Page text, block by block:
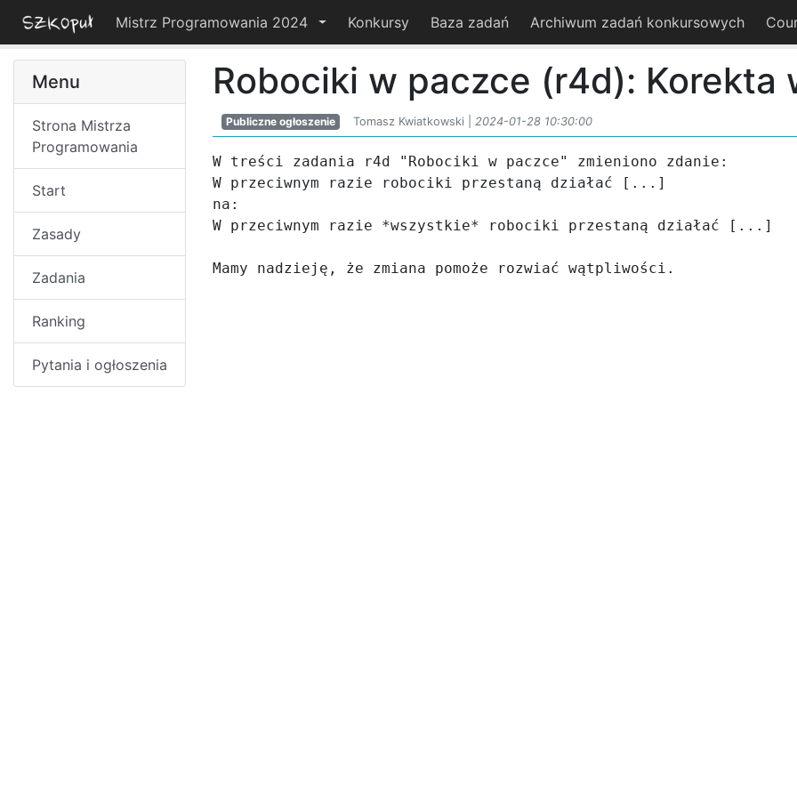
Mistrz Programowania 2024 Konkursy Baza zadań Archiwum zadań konkursowych
Menu
Strona Mistrza
Programowania
Start
Zasady
Zadania
Ranking
Pytania i ogłoszenia
Robociki w paczce (r4d): Korekta
Publiczne ogłoszenie Tomasz Kwiatkowski | 2024-01-28 10:30:00
W treści zadania r4d "Robociki w paczce" zmieniono zdanie:
W przeciwnym razie robociki przestaną działać [...]
na:
W przeciwnym razie *wszystkie* robociki przestaną działać [...]
Mamy nadzieję, że zmiana pomoże rozwiać wątpliwości.